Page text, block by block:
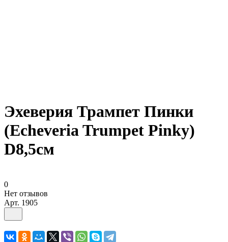
Эхеверия Трампет Пинки
(Echeveria Trumpet Pinky)
D8,5см
0
Нет отзывов
Арт. 1905